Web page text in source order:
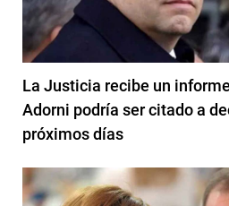
La Justicia recibe un
Adorni podría ser citado a
próximos días